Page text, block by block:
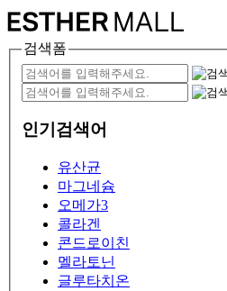
검색폼
인기검색어
유산균
마그네슘
오메가3
콜라겐
콘드로이친
멜라토닌
글루타치온